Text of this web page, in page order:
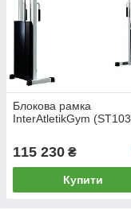
Блокова рамка
InterAtletikGym
115 230 ₴
Купити